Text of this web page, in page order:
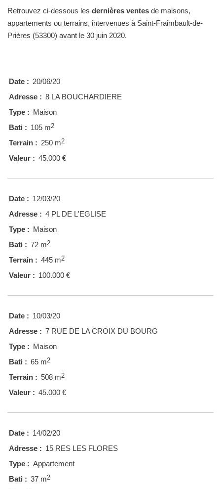
Retrouvez ci-dessous les dernières ventes de maisons,
appartements ou terrains, intervenues à Saint-Fraimbault-de-
Prières (53300) avant le 30 juin 2020.
Date : 20/06/20
Adresse : 8 LA BOUCHARDIERE
Type : Maison
Bati : 105 m2
Terrain : 250 m2
Valeur : 45.000 €
Date : 12/03/20
Adresse : 4 PL DE L'EGLISE
Type : Maison
Bati : 72 m2
Terrain : 445 m2
Valeur : 100.000 €
Date : 10/03/20
Adresse : 7 RUE DE LA CROIX DU BOURG
Type : Maison
Bati : 65 m2
Terrain : 508 m2
Valeur : 45.000 €
Date : 14/02/20
Adresse : 15 RES LES FLORES
Type : Appartement
Bati : 37 m2